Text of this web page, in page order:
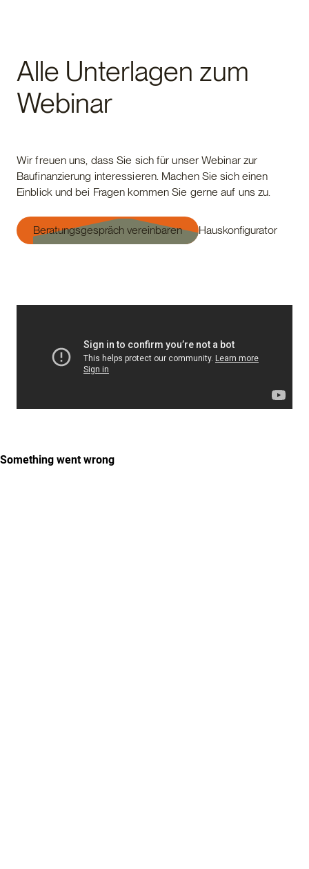
Alle Unterlagen zum
Webinar
Wir freuen uns, dass Sie sich für unser Webinar zur
Baufinanzierung interessieren. Machen Sie sich einen
Einblick und bei Fragen kommen Sie gerne auf uns zu.
Beratungsgespräch vereinbaren Hauskonfigurator